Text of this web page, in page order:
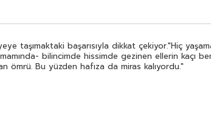
taşımaktaki başarısıyla dikkat çekiyor."Hiç
bilincimde hissimde gezinen ellerin kaçı
ömrü. Bu yüzden hafıza da miras kalıyordu."